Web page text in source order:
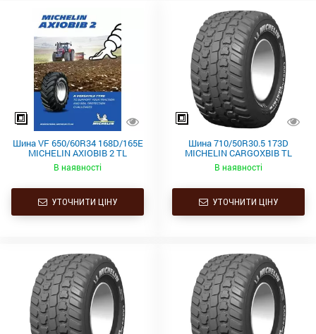
Шина VF 650/60R34 168D/165E
MICHELIN AXIOBIB 2 TL
В наявності
УТОЧНИТИ ЦІНУ
Шина 710/50R30.5 173D
MICHELIN CARGOXBIB TL
В наявності
УТОЧНИТИ ЦІНУ